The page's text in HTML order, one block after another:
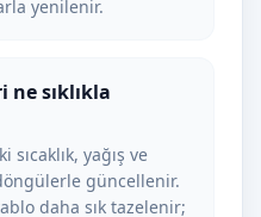
yenilenir.
ne sıklıkla
sıcaklık, yağış ve
güncellenir.
daha sık tazelenir;